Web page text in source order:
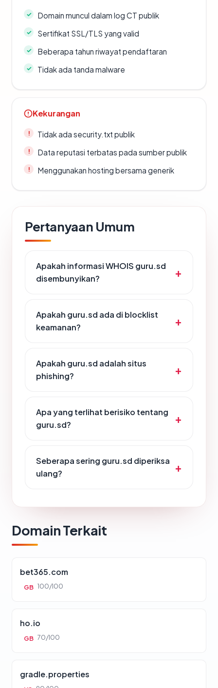
Domain muncul dalam log CT publik
Sertifikat SSL/TLS yang valid
Beberapa tahun riwayat pendaftaran
Tidak ada tanda malware
Kekurangan
Tidak ada security.txt publik
Data reputasi terbatas pada sumber publik
Menggunakan hosting bersama generik
Pertanyaan Umum
Apakah informasi WHOIS guru.sd
disembunyikan?
Apakah guru.sd ada di blocklist
keamanan?
Apakah guru.sd adalah situs
phishing?
Apa yang terlihat berisiko tentang
guru.sd?
Seberapa sering guru.sd diperiksa
ulang?
Domain Terkait
bet365.com
GB 100/100
ho.io
GB 70/100
gradle.properties